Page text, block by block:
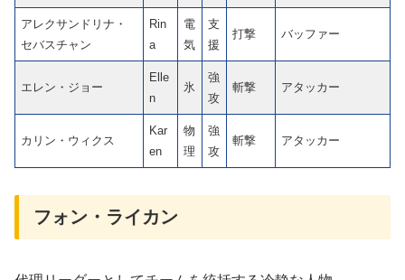
アレクサンドリナ・
セバスチャン
Rin
a
電
気
支
援
打撃 バッファー
エレン・ジョー
Elle
n
氷
強
攻
斬撃 アタッカー
カリン・ウィクス
Kar
en
物
理
強
攻
斬撃 アタッカー
フォン・ライカン